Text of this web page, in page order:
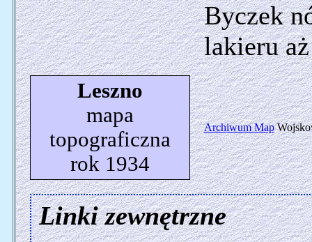
Byczek
lakieru
Leszno
mapa
topograficzna
rok 1934
Archiwum Map
Linki zewnętrzne